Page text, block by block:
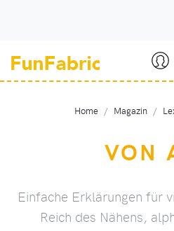
Home Magazin
VON
Einfache Erklärungen für
Reich des Nähens,